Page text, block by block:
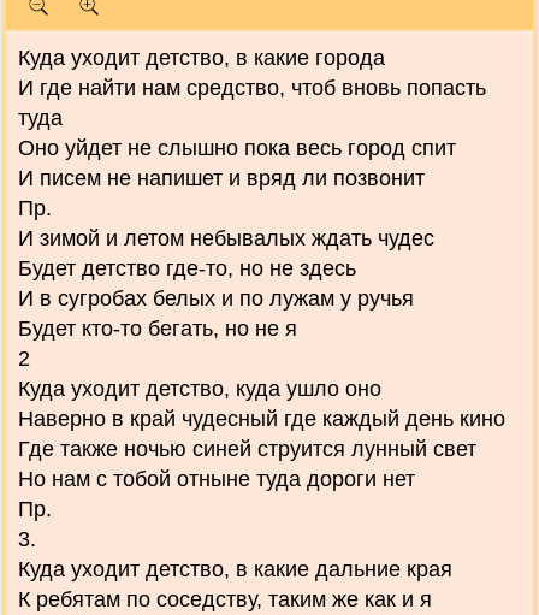
Куда уходит детство, в какие города
И где найти нам средство, чтоб вновь попасть
туда
Оно уйдет не слышно пока весь город спит
И писем не напишет и вряд ли позвонит
Пр.
И зимой и летом небывалых ждать чудес
Будет детство где-то, но не здесь
И в сугробах белых и по лужам у ручья
Будет кто-то бегать, но не я
2
Куда уходит детство, куда ушло оно
Наверно в край чудесный где каждый день кино
Где также ночью синей струится лунный свет
Но нам с тобой отныне туда дороги нет
Пр.
3.
Куда уходит детство, в какие дальние края
К ребятам по соседству, таким же как и я